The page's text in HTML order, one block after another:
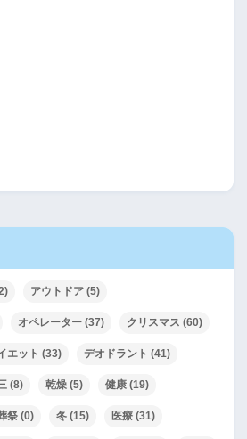
アウトドア (5)
オペレーター (37) クリスマス (60)
エット (33) デオドラント (41)
(8) 乾燥 (5) 健康 (19)
祭 (0) 冬 (15) 医療 (31)